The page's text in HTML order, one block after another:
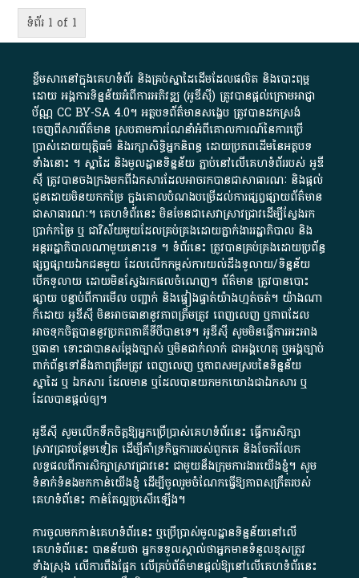
ទំព័រ 1 of 1
ខ្លឹមសារ​នៅ​ក្នុង​គេហទំព័រ និង​គ្រប់​ស្នា​ដៃ​ដើម​ដែល​ផលិត​ និង​បោះពុម្ព​
ដោយ​ អង្គការ​ទិន្នន័យ​អំពី​ការអភិវឌ្ឍ​​ (អូ​ឌី​ស៊ី)​ ត្រូវ​បាន​ផ្តល់​ក្រោម​អាជ្ញា
ប័ណ្ណ​CC BY-SA 4.0។​ អត្ថបទ​ព័ត៌មាន​សង្ខេប​ ត្រូវ​បាន​ដកស្រង់​
ចេញពី​សារព័ត៌មាន ស្របតាមការ​ណែនាំ​អំពី​គោលការណ៍​នៃ​ការ​ប្រើ
ប្រាស់​ដោយ​យុត្តិធម៌​ និង​រក្សាសិទ្ធិអ្នកនិពន្ធ ដោយ​ប្រភពដើម​នៃ​​អត្ថបទ
ទាំង​នោះ​ ។​ ស្នាដៃ​ និង​មូលដ្ឋាន​ទិន្នន័យ ​ភ្ជាប់​នៅ​លើ​គេហទំព័រ​របស់​ អូ​ឌី​
ស៊ី​ ត្រូវ​បាន​ចងក្រង​មក​ពី​ឯកសារ​ដែល​អាច​រក​បានជា​សាធារណៈ​ និង​ផ្តល់​
ជូន​ដោយ​មិន​យក​កម្រៃ​ ក្នុង​គោលបំណង​បម្រើ​ដល់ការ​ផ្សព្វផ្សាយ​ព័ត៌មាន​
ជា​សាធារណៈ​។​ គេហទំព័រ​នេះ​ មិនមែន​ជា​សេវា​ស្រាវជ្រាវ​ដើម្បី​ស្វែងរក
ប្រាក់​កម្រៃ​ ឬ​ ជា​វិស័យ​មួយ​ដែល​គ្រប់គ្រង​ដោយ​ភ្នាក់ងារ​រដ្ឋាភិបាល​ និង ​
អន្តររដ្ឋាភិបាល​ណាមួយ​នោះ​ទេ ​។​ ទំព័រ​នេះ​ ត្រូវ​បាន​គ្រប់គ្រង​ដោយ​ប្រព័ន្ធ​
ផ្សព្វផ្សាយ​ឯកជន​មួយ​ ដែល​លើកកម្ពស់​ការ​យល់​ដឹង​ទូលាយ​/​ទិន្នន័យ​
បើក​ទូលាយ​ ដោយ​មិនស្វែង​រក​ផល​ចំណេញ​។​ ព័ត៌មាន​ ត្រូវ​បាន​បោះ
ផ្សាយ​ បន្ទាប់​ពី​ការ​មើល​ បញ្ជាក់​ និង​ផ្ទៀងផ្ទាត់​យ៉ាង​ហ្មត់ចត់​។​ យ៉ាងណា​
ក៏​ដោយ​ អូ​ឌី​ស៊ី​ មិន​អាច​ធានា​នូវ​ភាព​ត្រឹមត្រូវ​ ពេញលេញ​ ឬ​ភាព​ដែល​
អាច​ទុកចិត្ត​បាននូវ​ប្រភព​ភាគី​ទី​បី​បាន​ទេ​។​ អូ​ឌី​ស៊ី​ សូម​មិន​ធ្វើការ​អះអាង​
ឬ​ធានា​ ទោះជា​បាន​សម្តែង​ច្បាស់​ ឬ​មិន​ជាក់លាក់​ ជា​អង្គហេតុ​ ឬ​អង្គច្បាប់​
ពាក់ព័ន្ធ​ទៅ​នឹង​ភាព​ត្រឹមត្រូវ​ ពេញលេញ​ ឬ​ភាព​សម​ស្រប​នៃ​ទិន្នន័យ​
ស្នាដៃ​ ឬ​ ឯកសារ​ ដែល​មាន​ ឬ​ដែល​បាន​យក​មក​យោង​ជា​ឯកសារ​ ឬ​
ដែល​បាន​ផ្តល់​ឲ្យ​។
អូឌីស៊ី សូមលើកទឹកចិត្តឱ្យអ្នកប្រើប្រាស់គេហទំព័រនេះ ធ្វើការសិក្សា
ស្រាវជ្រាវបន្ថែមទៀត ដើម្បីគាំទ្រកិច្ចការ​របស់ពួកគេ និងចែករំលែក
លទ្ធផលពីការសិក្សាស្រាវជ្រាវនេះ ជាមួយនឹងក្រុមការងារយើងខ្ញុំ។ សូម
ទំនាក់ទំនងមកកាន់យើងខ្ញុំ ដើម្បីចូលរួមចំណែកធ្វើឱ្យភាពសុក្រឹតរបស់
គេហទំព័នេះ កាន់តែល្អប្រសើរឡើង។
ការចូលមកកាន់គេហទំព័រនេះ ឬប្រើប្រាស់មូលដ្ឋានទិន្នន័យនៅលើ
គេហទំព័រនេះ បានន័យថា អ្នកទទួលស្គាល់ថាអ្នកមានទំនួលខុសត្រូវ
ទាំងស្រុង លើការពឹងផ្អែក លើគ្រប់ព័ត៌មានផ្តល់ឱ្យនៅលើគេហទំព័រនេះ